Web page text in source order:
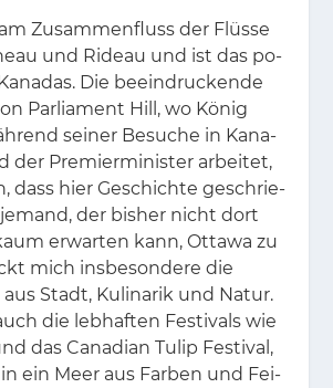
Zu­sam­men­fluss der Flüs­se
und Ri­deau und ist das po­
Die be­ein­dru­cken­de
Par­li­a­ment Hill, wo Kö­nig
sei­ner Be­su­che in Ka­na­
der Pre­mier­mi­nis­ter ar­bei­tet,
dass hier Ge­schich­te ge­schrie­
der bis­her nicht dort
er­war­ten kann, Ot­ta­wa zu
mich ins­be­son­de­re die
Stadt, Ku­li­na­rik und Na­tur.
die leb­haf­ten Fes­ti­vals wie
das Ca­na­di­an Tu­lip Fes­ti­val,
ein Meer aus Far­ben und Fei­